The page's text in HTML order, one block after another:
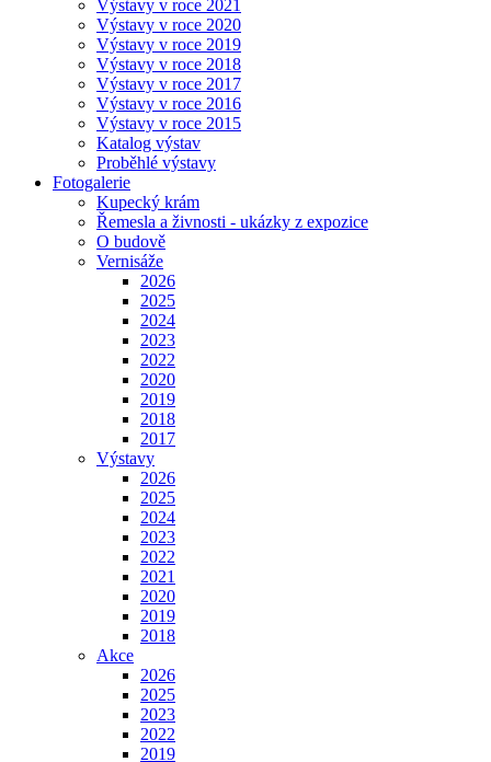
Výstavy v roce 2021
Výstavy v roce 2020
Výstavy v roce 2019
Výstavy v roce 2018
Výstavy v roce 2017
Výstavy v roce 2016
Výstavy v roce 2015
Katalog výstav
Proběhlé výstavy
Fotogalerie
Kupecký krám
Řemesla a živnosti - ukázky z expozice
O budově
Vernisáže
2026
2025
2024
2023
2022
2020
2019
2018
2017
Výstavy
2026
2025
2024
2023
2022
2021
2020
2019
2018
Akce
2026
2025
2023
2022
2019